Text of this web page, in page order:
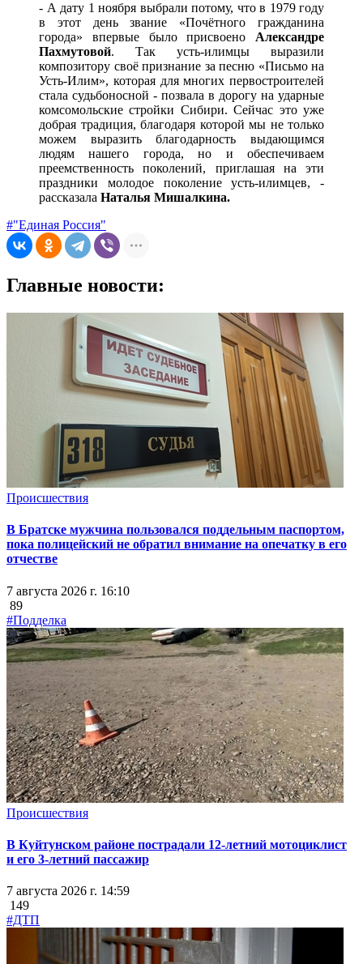
- А дату 1 ноября выбрали потому, что в 1979 году
в этот день звание «Почётного гражданина
города» впервые было присвоено Александре
Пахмутовой. Так усть-илимцы выразили
композитору своё признание за песню «Письмо на
Усть-Илим», которая для многих первостроителей
стала судьбоносной - позвала в дорогу на ударные
комсомольские стройки Сибири. Сейчас это уже
добрая традиция, благодаря которой мы не только
можем выразить благодарность выдающимся
людям нашего города, но и обеспечиваем
преемственность поколений, приглашая на эти
праздники молодое поколение усть-илимцев, -
рассказала Наталья Мишалкина.
#"Единая Россия"
Главные новости:
Происшествия
В Братске мужчина пользовался поддельным паспортом,
пока полицейский не обратил внимание на опечатку в его
отчестве
7 августа 2026 г. 16:10
89
#Подделка
Происшествия
В Куйтунском районе пострадали 12-летний мотоциклист
и его 3-летний пассажир
7 августа 2026 г. 14:59
149
#ДТП